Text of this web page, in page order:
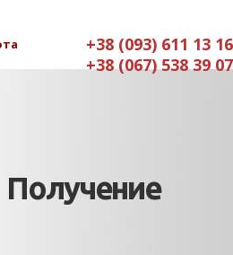
+38 (093) 611 13 16
+38 (067) 538 39 07
Получение